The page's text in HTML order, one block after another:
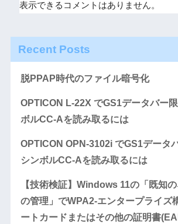
表示できるコメントはありません。
Recent Posts
脱PPAP時代のファイル暗号化
OPTICON L-22X でGS1データバー
ボルCC-Aを読み取るには
OPTICON OPN-3102i でGS1データ
シンボルCC-Aを読み取るには
【技術検証】Windows 11の「既知
の管理」でWPA2-エンタープライズ
ートカードまたはその他の証明書